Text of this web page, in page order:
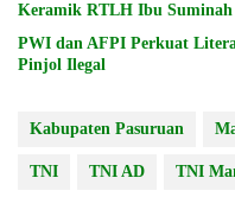
Keramik RTLH Ibu Suminah
PWI dan AFPI Perkuat
Pinjol Ilegal
Kabupaten Pasuruan
TNI TNI AD TNI